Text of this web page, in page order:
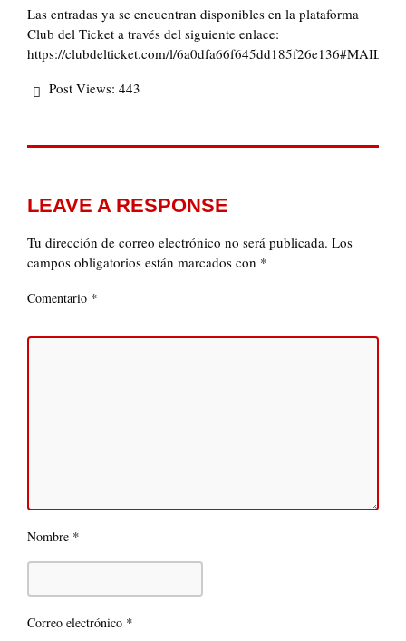
Las entradas ya se encuentran disponibles en la plataforma
Club del Ticket a través del siguiente enlace:
https://clubdelticket.com/l/
Post Views: 443
LEAVE A RESPONSE
Tu dirección de correo electrónico no será publicada. Los
campos obligatorios están marcados con *
Comentario *
Nombre *
Correo electrónico *